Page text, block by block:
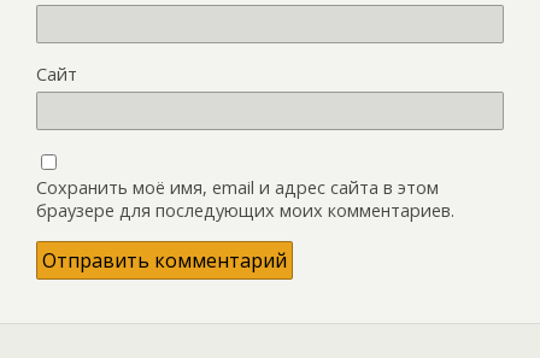
Сайт
Сохранить моё имя, email и адрес сайта в этом
браузере для последующих моих комментариев.